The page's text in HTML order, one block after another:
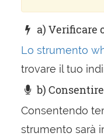
a) Verificare
Lo strumento
trovare il tuo
b)
Consentendo
strumento sarà